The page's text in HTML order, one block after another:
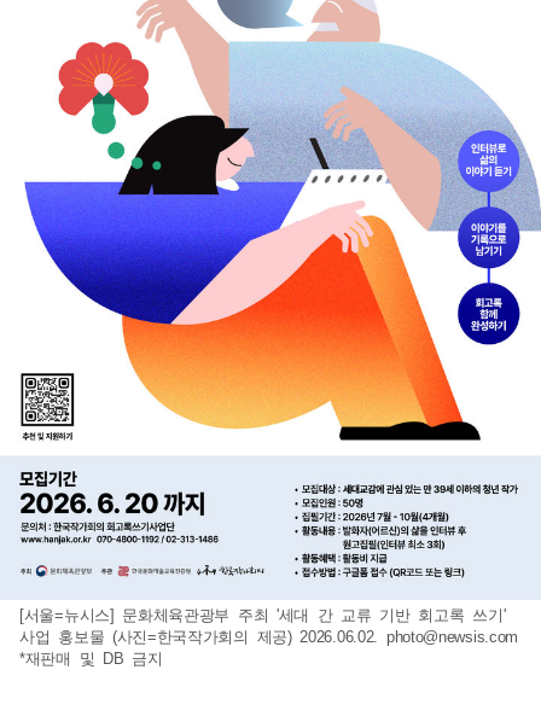
[서울=뉴시스] 문화체육관광부 주최 '세대 간 교류 기반 회고록 쓰기'
사업 홍보물 (사진=한국작가회의 제공) 2026.06.02. photo@newsis.com
*재판매 및 DB 금지